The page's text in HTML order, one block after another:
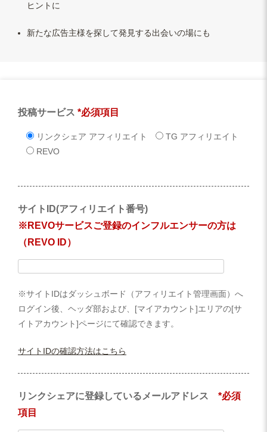
ヒントに
新たな広告主様を探して発見する出会いの場にも
投稿サービス *必須項目
リンクシェア アフィリエイト
TG アフィリエイト
REVO
サイトID(アフィリエイト番号)
※REVOサービスご登録のインフルエンサーの方は
（REVO ID）
※サイトIDはダッシュボード（アフィリエイト管理画面）へ
ログイン後、ヘッダ部および、[マイアカウント]エリアの[サ
イトアカウント]ページにて確認できます。
サイトIDの確認方法はこちら
リンクシェアに登録しているメールアドレス *必須
項目